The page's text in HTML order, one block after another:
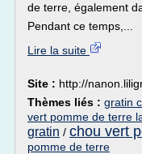
de terre, également
Pendant ce temps,...
Lire la suite
Site : http://
Thèmes liés : gratin
vert pomme de terre
gratin / chou vert
pomme de terre